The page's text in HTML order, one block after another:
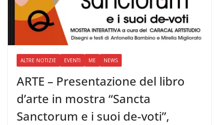
ALTRE NOTIZIE EVENTI ME NEWS
ARTE – Presentazione del libro
d’arte in mostra “Sancta
Sanctorum e i suoi de-voti”,